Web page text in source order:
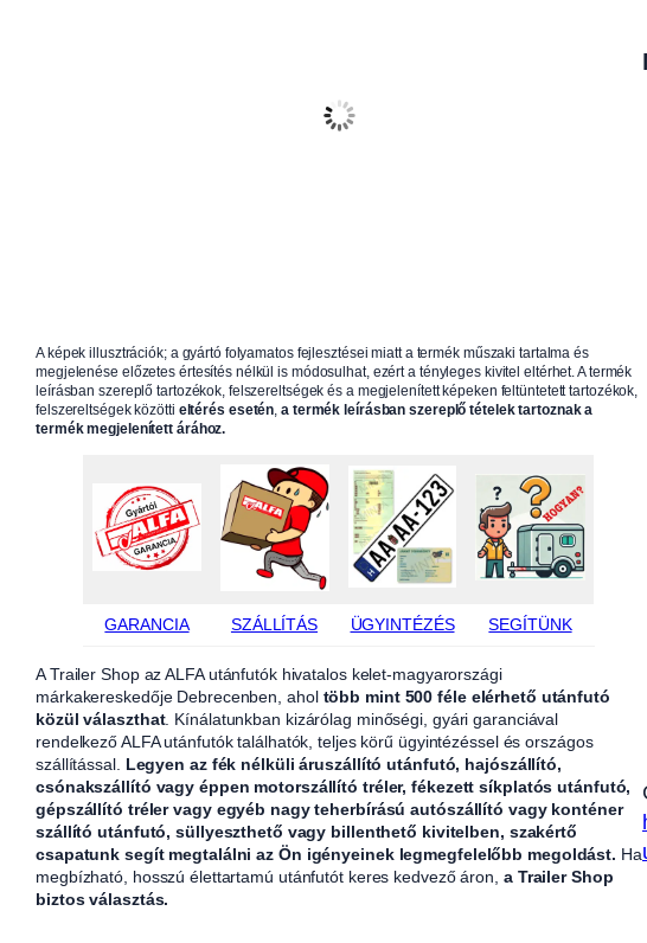
A képek illusztrációk; a gyártó folyamatos fejlesztései miatt a termék műszaki tartalma és
megjelenése előzetes értesítés nélkül is módosulhat, ezért a tényleges kivitel eltérhet. A termék
leírásban szereplő tartozékok, felszereltségek és a megjelenített képeken feltüntetett tartozékok,
felszereltségek közötti eltérés esetén,a termék leírásban szereplő tételek tartoznak a
termék megjelenített árához.
GARANCIA SZÁLLÍTÁS ÜGYINTÉZÉS SEGÍTÜNK
A Trailer Shop az ALFA utánfutók hivatalos kelet-magyarországi
márkakereskedője Debrecenben, ahol több mint 500 féle elérhető utánfutó
közül választhat. Kínálatunkban kizárólag minőségi, gyári garanciával
rendelkező ALFA utánfutók találhatók, teljes körű ügyintézéssel és országos
szállítással. Legyen az fék nélküli áruszállító utánfutó, hajószállító,
csónakszállító vagy éppen motorszállító tréler, fékezett síkplatós utánfutó,
gépszállító tréler vagy egyéb nagy teherbírású autószállító vagy konténer
szállító utánfutó, süllyeszthető vagy billenthető kivitelben, szakértő
csapatunk segít megtalálni az Ön igényeinek legmegfelelőbb megoldást. Ha
megbízható, hosszú élettartamú utánfutót keres kedvező áron, a Trailer Shop
biztos választás.